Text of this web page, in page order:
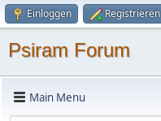
Einloggen Registrieren
Psiram Forum
Main Menu